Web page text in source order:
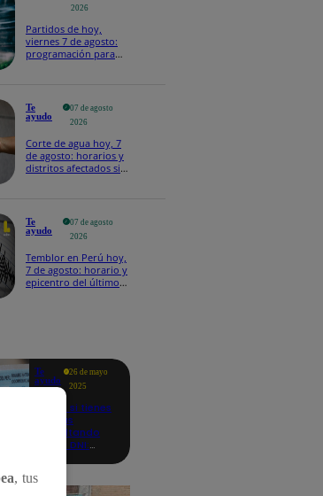
2026
Partidos de hoy,
viernes 7 de agosto:
programación para
Te
ayudo
07 de agosto
2026
Corte de agua hoy, 7
de agosto: horarios y
distritos afectados sin
Te
ayudo
07 de agosto
2026
Temblor en Perú hoy,
7 de agosto: horario y
epicentro del último
Te
ayudo
26 de mayo
2025
Revisa si tienes
deudas
consultando
con tu DNI:
detalles
, tus